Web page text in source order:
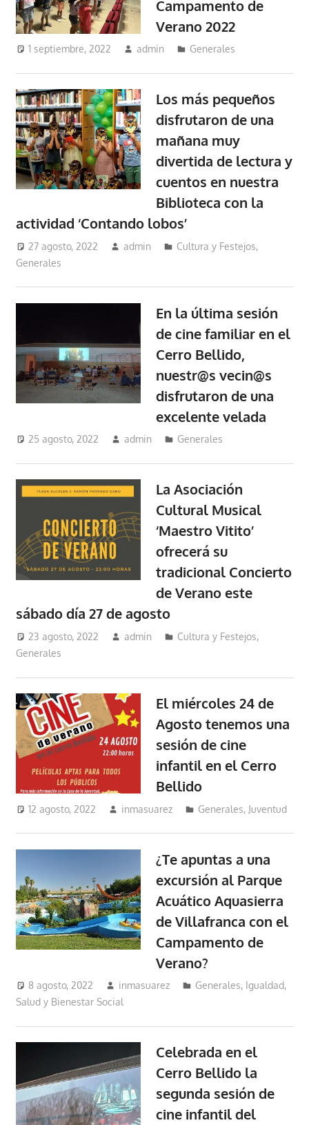
Campamento de
Verano 2022
1 septiembre, 2022 admin Generales
Los más pequeños
disfrutaron de una
mañana muy
divertida de lectura y
cuentos en nuestra
Biblioteca con la
actividad ‘Contando lobos’
27 agosto, 2022 admin Cultura y Festejos,
Generales
En la última sesión
de cine familiar en el
Cerro Bellido,
nuestr@s vecin@s
disfrutaron de una
excelente velada
25 agosto, 2022 admin Generales
La Asociación
Cultural Musical
‘Maestro Vitito’
ofrecerá su
tradicional Concierto
de Verano este
sábado día 27 de agosto
23 agosto, 2022 admin Cultura y Festejos,
Generales
El miércoles 24 de
Agosto tenemos una
sesión de cine
infantil en el Cerro
Bellido
12 agosto, 2022 inmasuarez Generales, Juventud
¿Te apuntas a una
excursión al Parque
Acuático Aquasierra
de Villafranca con el
Campamento de
Verano?
8 agosto, 2022 inmasuarez Generales, Igualdad,
Salud y Bienestar Social
Celebrada en el
Cerro Bellido la
segunda sesión de
cine infantil del